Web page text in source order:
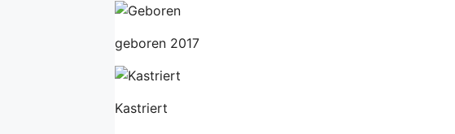
geboren 2017
Kastriert